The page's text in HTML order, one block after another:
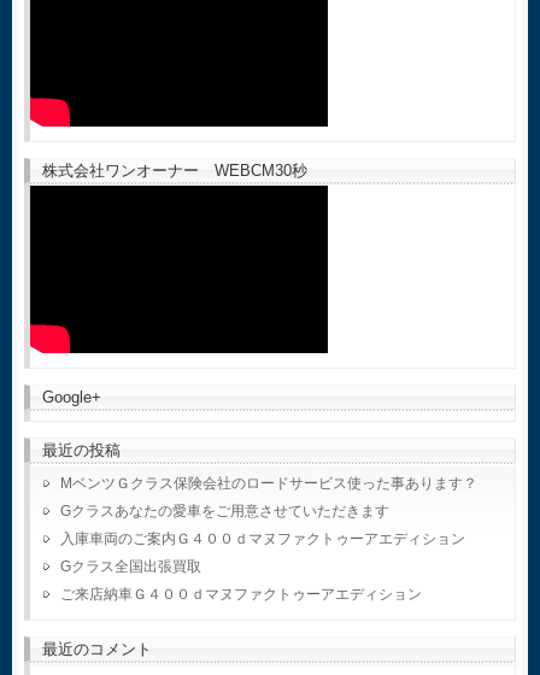
株式会社ワンオーナー WEBCM30秒
Google+
最近の投稿
MベンツＧクラス保険会社のロードサービス使った事あります？
Gクラスあなたの愛車をご用意させていただきます
入庫車両のご案内Ｇ４００ｄマヌファクトゥーアエディション
Gクラス全国出張買取
ご来店納車Ｇ４００ｄマヌファクトゥーアエディション
最近のコメント